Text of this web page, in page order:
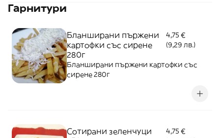
Гарнитури
Бланширани пържени
картофки със сирене
280г
4,75 €
(9,29 лв.)
Бланширани пържени картофки със
сирене 280г
Сотирани зеленчуци
4,75 €